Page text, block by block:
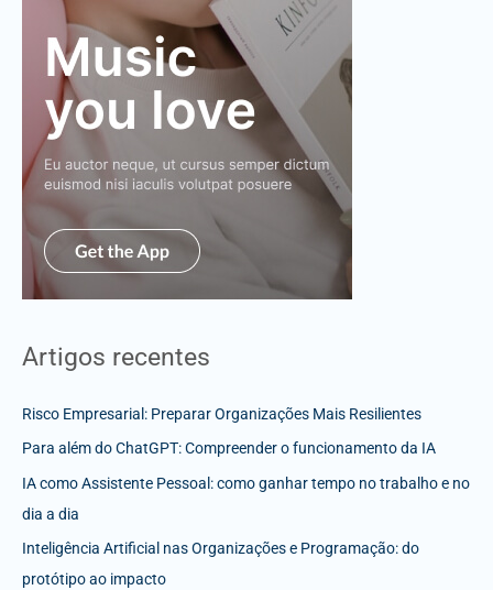
Artigos recentes
Risco Empresarial: Preparar Organizações Mais Resilientes
Para além do ChatGPT: Compreender o funcionamento da IA
IA como Assistente Pessoal: como ganhar tempo no trabalho e no
dia a dia
Inteligência Artificial nas Organizações e Programação: do
protótipo ao impacto